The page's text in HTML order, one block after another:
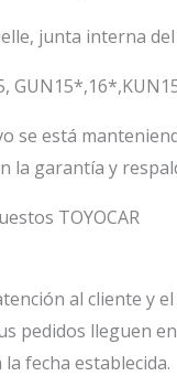
junta interna
se está
la garantía y
TOYOCAR
al cliente y
pedidos lleguen
fecha establecida.